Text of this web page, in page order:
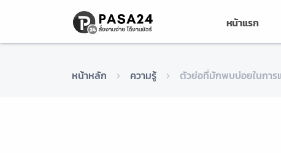
หน้าแรก
หน้าหลัก ความรู้ ตัวย่อที่มักพบบ่อยในกา